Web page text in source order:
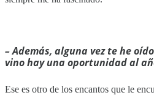
– Además, alguna vez te he
vino hay una oportunidad al
Ese es otro de los encantos que le